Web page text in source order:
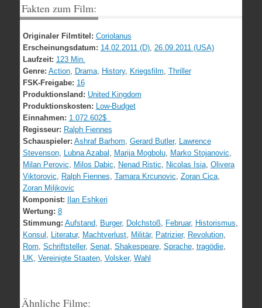
Fakten zum Film:
Originaler Filmtitel: Coriolanus
Erscheinungsdatum: 14.02.2011 (D), 26.09.2011 (USA)
Laufzeit: 123 Min.
Genre: Action, Drama, History, Kriegsfilm Thriller
FSK-Freigabe: 16
Produktionsland: United Kingdom
Produktionskosten: Low-Budget
Einnahmen: 1.072.602$
Regisseur: Ralph Fiennes
Schauspieler: Ashraf Barhom Gerard Butler, Lawrence
Stevenson, Lubna Azabal Marija Mogbolu, Marko Stojanovic
Milan Perovic
Milos Dabic Nenad Ristic Nicolas Isia, Olivera
Viktorovic
Ralph Fiennes Tamara Krcunovic Zoran Cica,
Zoran Miljkovic
Komponist: Ilan Eshkeri
Wertung: 8
Stimmung: Aufstand, Burger, Dolchstoß, Februar, Historismus
Konsul
Literatur, Machtverlust, Militär, Patrizier, Revolution,
Rom Schriftsteller, Senat, Shakespeare, Sprache, tragödie,
UK Vereinigte Staaten, Volsker, Wahl
Ähnliche Filme: